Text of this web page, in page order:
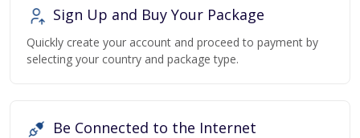
Sign Up and Buy Your Package
Quickly create your account and proceed to payment by
selecting your country and package type.
Be Connected to the Internet